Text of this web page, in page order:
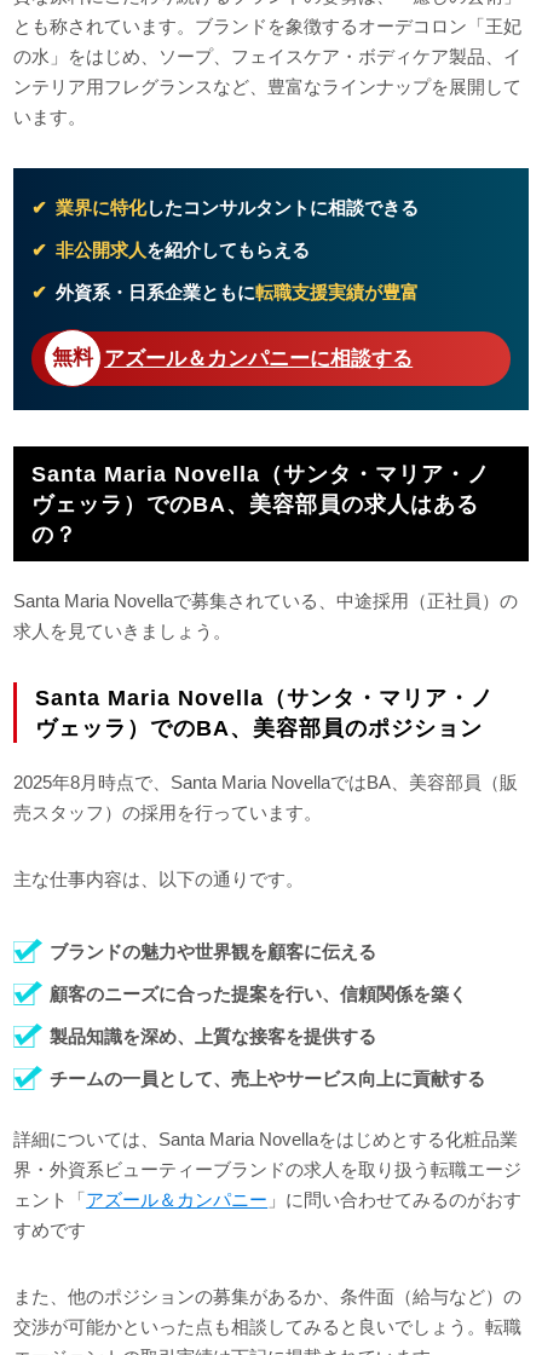
とも称されています。ブランドを象徴するオーデコロン「王妃
の水」をはじめ、ソープ、フェイスケア・ボディケア製品、イ
ンテリア用フレグランスなど、豊富なラインナップを展開して
います。
業界に特化したコンサルタントに相談できる
非公開求人を紹介してもらえる
外資系・日系企業ともに転職支援実績が豊富
アズール＆カンパニーに相談する
Santa Maria Novella（サンタ・マリア・ノ
ヴェッラ）でのBA、美容部員の求人はある
の？
Santa Maria Novellaで募集されている、中途採用（正社員）の
求人を見ていきましょう。
Santa Maria Novella（サンタ・マリア・ノ
ヴェッラ）でのBA、美容部員のポジション
2025年8月時点で、Santa Maria NovellaではBA、美容部員（販
売スタッフ）の採用を行っています。
主な仕事内容は、以下の通りです。
ブランドの魅力や世界観を顧客に伝える
顧客のニーズに合った提案を行い、信頼関係を築く
製品知識を深め、上質な接客を提供する
チームの一員として、売上やサービス向上に貢献する
詳細については、Santa Maria Novellaをはじめとする化粧品業
界・外資系ビューティーブランドの求人を取り扱う転職エージ
ェント「アズール＆カンパニー 」に問い合わせてみるのがおす
すめです
また、他のポジションの募集があるか、条件面（給与など）の
交渉が可能かといった点も相談してみると良いでしょう。転職